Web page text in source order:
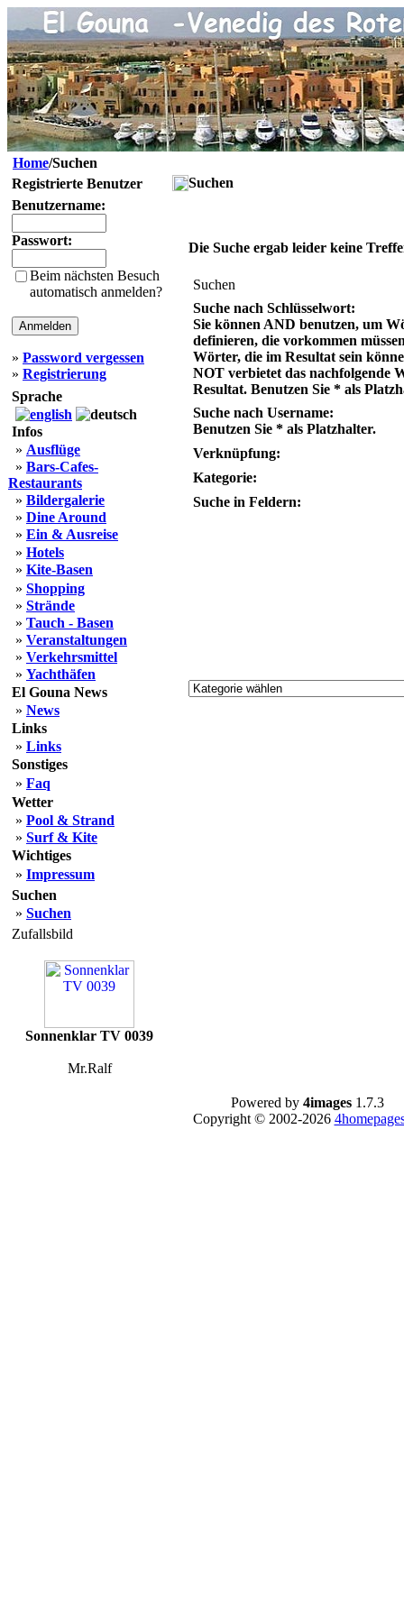
Home/Suchen
Registrierte Benutzer
Benutzername:
Passwort:
Beim nächsten Besuch
automatisch anmelden?
» Password vergessen
» Registrierung
Sprache
Infos
» Ausflüge
» Bars-Cafes-
Restaurants
» Bildergalerie
» Dine Around
» Ein & Ausreise
» Hotels
» Kite-Basen
» Shopping
» Strände
» Tauch - Basen
» Veranstaltungen
» Verkehrsmittel
» Yachthäfen
El Gouna News
» News
Links
» Links
Sonstiges
» Faq
Wetter
» Pool & Strand
» Surf & Kite
Wichtiges
» Impressum
Suchen
» Suchen
Zufallsbild
Sonnenklar TV 0039
Mr.Ralf
Suchen
Die Suche ergab leider keine
Suchen
Suche nach Schlüsselwort:
Sie können AND benutzen, um
definieren, die vorkommen
Wörter, die im Resultat sein
NOT verbietet das nachfolgende
Resultat. Benutzen Sie * als
Suche nach Username:
Benutzen Sie * als Platzhalter.
Verknüpfung:
Kategorie:
Suche in Feldern:
Powered by 4images 1.7.3
Copyright © 2002-2026